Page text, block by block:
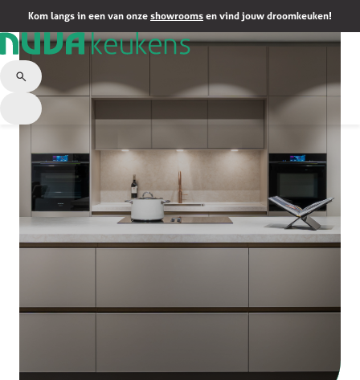
Kom langs in een van onze showrooms en vind jouw droomkeuken!